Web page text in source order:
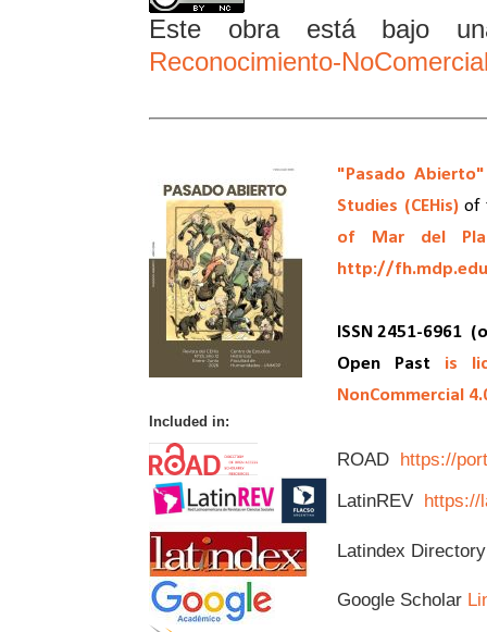
Este obra está bajo
Reconocimiento-
"Pasado Abierto"
Studies (CEHis)of
of Mar del
http://
ISSN 2451-6961
Open Past is
NonCommercial
Included in:
ROAD https://
LatinREV https://
Latindex
Google Scholar